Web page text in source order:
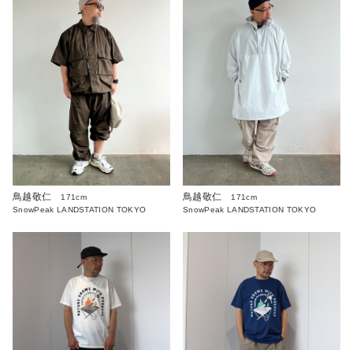
鳥越敬仁
171cm
SnowPeak LANDSTATION TOKYO
鳥越敬仁
171cm
SnowPeak LANDSTATION TOKYO